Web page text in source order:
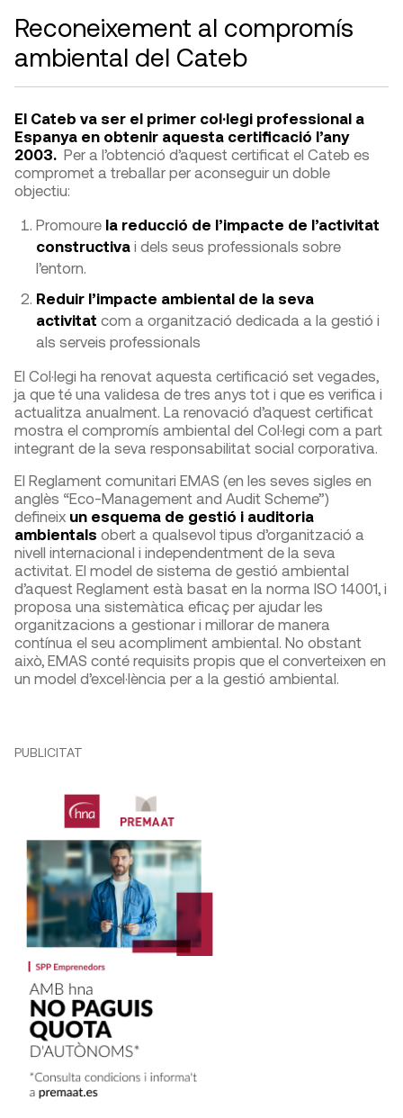
Reconeixement al compromís
ambiental del Cateb
El Cateb va ser el primer col·legi professional a
Espanya en obtenir aquesta certificació l’any
2003. ​ Per a l’obtenció d’aquest certificat el Cateb es
compromet a treballar per aconseguir un doble
objectiu:
Promoure la reducció de l’impacte de l’activitat
constructiva i dels seus professionals sobre
l’entorn.
Reduir l’impacte ambiental de la seva
activitat com a organització dedicada a la gestió i
als serveis professionals
El Col·legi ha renovat aquesta certificació set vegades,
ja que té una validesa de tres anys tot i que es verifica i
actualitza anualment. La renovació d’aquest certificat
mostra el compromís ambiental del Col·legi com a part
integrant de la seva responsabilitat social corporativa.
El Reglament comunitari EMAS (en les seves sigles en
anglès “Eco-Management and Audit Scheme”)
defineix un esquema de gestió i auditoria
ambientals obert a qualsevol tipus d’organització a
nivell internacional i independentment de la seva
activitat. El model de sistema de gestió ambiental
d’aquest Reglament està basat en la norma ISO 14001, i
proposa una sistemàtica eficaç per ajudar les
organitzacions a gestionar i millorar de manera
contínua el seu acompliment ambiental. No obstant
això, EMAS conté requisits propis que el converteixen en
un model d’excel·lència per a la gestió ambiental.
PUBLICITAT